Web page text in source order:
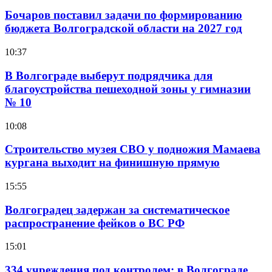
Бочаров поставил задачи по формированию
бюджета Волгоградской области на 2027 год
10:37
В Волгограде выберут подрядчика для
благоустройства пешеходной зоны у гимназии
№ 10
10:08
Строительство музея СВО у подножия Мамаева
кургана выходит на финишную прямую
15:55
Волгоградец задержан за систематическое
распространение фейков о ВС РФ
15:01